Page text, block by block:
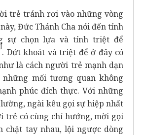
trẻ tránh rơi vào những vòng
Đức Thánh Cha nói đến tính
sự chọn lựa và tính triệt để
. Dứt khoát và triệt để ở đây có
là cách người trẻ mạnh dạn
những mối tương quan không
phúc đích thực. Với những
ngài kêu gọi sự hiệp nhất
trẻ có cùng chí hướng, mời gọi
chặt tay nhau, lội ngược dòng